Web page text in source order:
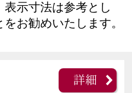
表示寸法は参考とし
お勧めいたします。
詳細